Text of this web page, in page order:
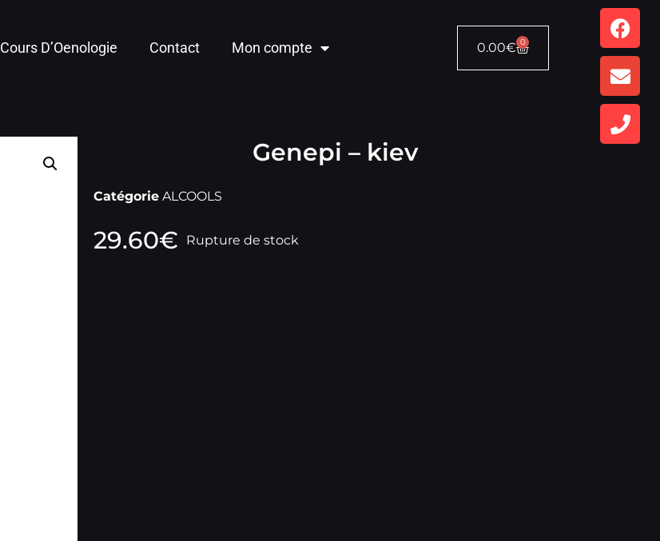
Cours D’Oenologie Contact Mon compte 0.00€ 0
Genepi – kiev
Catégorie ALCOOLS
29.60€ Rupture de stock